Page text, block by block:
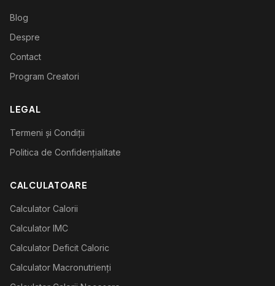
Blog
Despre
Contact
Program Creatori
LEGAL
Termeni și Condiții
Politica de Confidențialitate
CALCULATOARE
Calculator Calorii
Calculator IMC
Calculator Deficit Caloric
Calculator Macronutrienți